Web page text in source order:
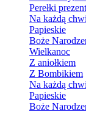
Perełki
Na każdą
Papieskie
Boże
Wielkanoc
Z aniołkiem
Z Bombikiem
Na każdą
Papieskie
Boże